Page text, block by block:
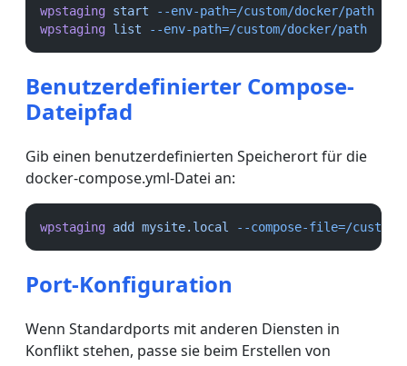
wpstaging start
--env-path=/custom/docker/path
wpstaging list --env-path=/custom/docker/path
Benutzerdefinierter Compose-
Dateipfad
Gib einen benutzerdefinierten Speicherort für die
docker-compose.yml-Datei an:
wpstaging add mysite.local --compose-file=/custom/
Port-Konfiguration
Wenn Standardports mit anderen Diensten in
Konflikt stehen, passe sie beim Erstellen von